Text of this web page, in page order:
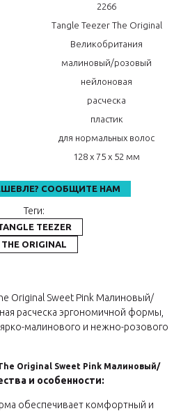
2266
Tangle Teezer The Original
Великобритания
малиновый/розовый
нейлоновая
расческа
пластик
для нормальных волос
128 х 75 х 52 мм
СООБЩИТЕ НАМ
Теги:
TEEZER
THE ORIGINAL
Original Sweet Pink Малиновый/
расческа эргономичной формы,
малинового и нежно-розового
Original Sweet Pink Малиновый/
и особенности:
обеспечивает комфортный и